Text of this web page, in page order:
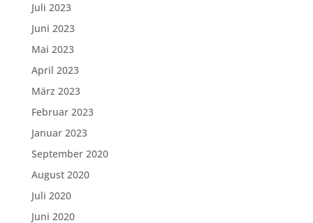
Juli 2023
Juni 2023
Mai 2023
April 2023
März 2023
Februar 2023
Januar 2023
September 2020
August 2020
Juli 2020
Juni 2020